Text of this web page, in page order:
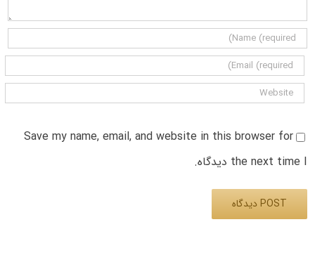
Save my name, email, and website in this browser for
the next time I دیدگاه.